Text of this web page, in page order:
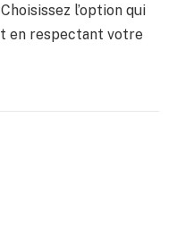
l’option qui
en respectant votre